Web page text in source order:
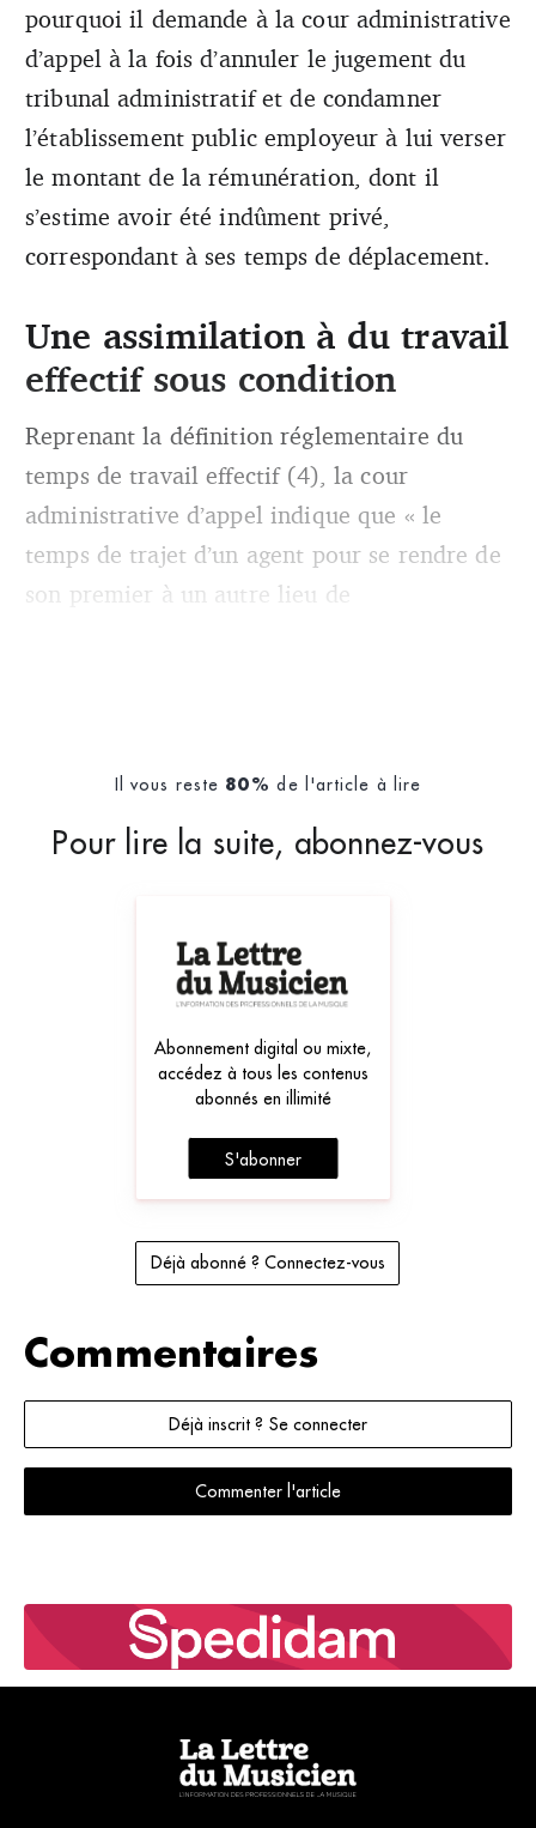
pourquoi il demande à la cour administrative
d’appel à la fois d’annuler le jugement du
tribunal administratif et de condamner
l’établissement public employeur à lui verser
le montant de la rémunération, dont il
s’estime avoir été indûment privé,
correspondant à ses temps de déplacement.
Une assimilation à du travail
effectif sous condition
Reprenant la définition réglementaire du
temps de travail effectif (4), la cour
administrative d’appel indique que « le
temps de trajet d’un agent pour se rendre de
son premier à un autre lieu de
Il vous reste 80% de l'article à lire
Pour lire la suite, abonnez-vous
Abonnement digital ou mixte,
accédez à tous les contenus
abonnés en illimité
S'abonner
Déjà abonné ? Connectez-vous
Commentaires
Déjà inscrit ? Se connecter
Commenter l'article